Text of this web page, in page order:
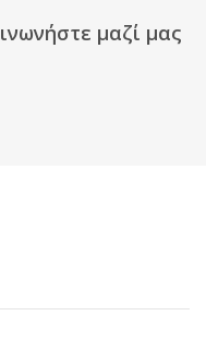
μαζί μας